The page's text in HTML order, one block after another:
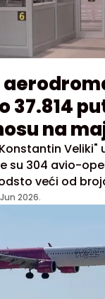
37.814
na
Veliki"
su 304 avio-
veći od
37.814.
2026.